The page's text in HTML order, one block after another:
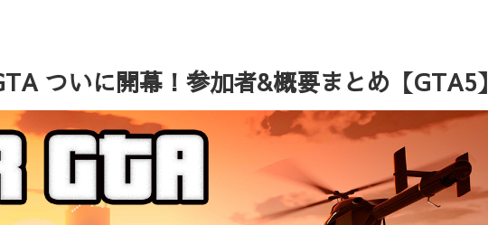
ついに開幕！参加者&概要まとめ【GTA5】